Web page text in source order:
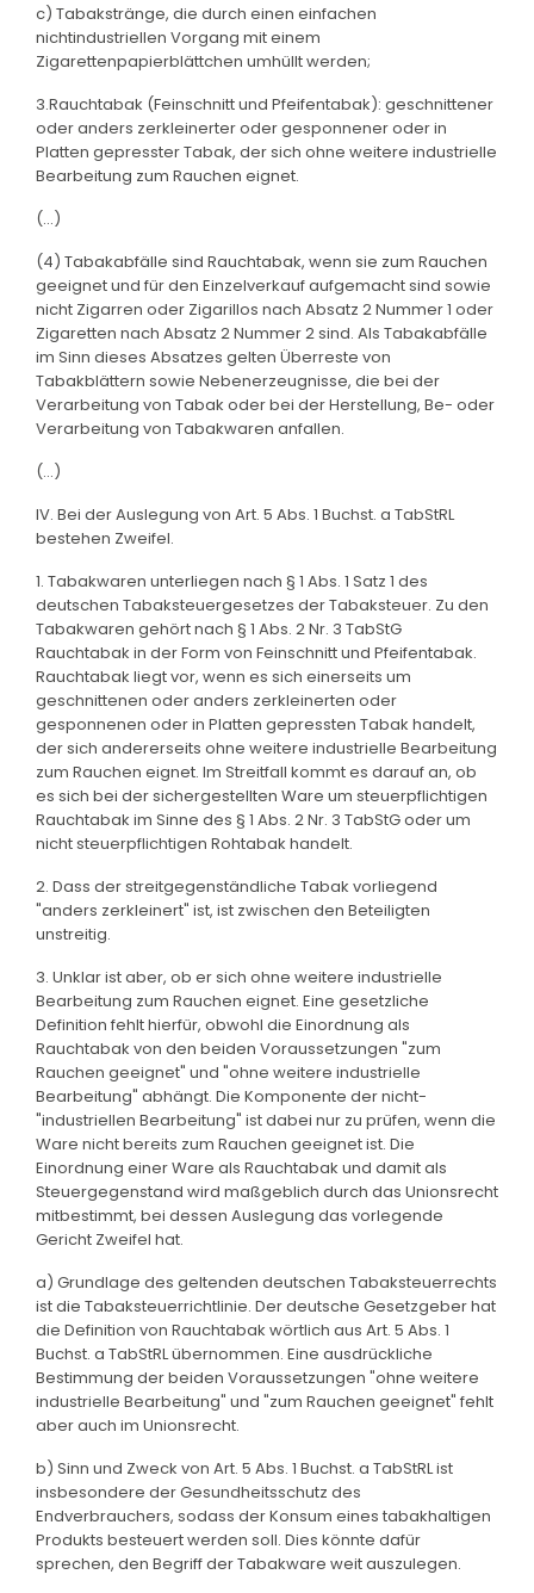
c) Tabakstränge, die durch einen einfachen
nichtindustriellen Vorgang mit einem
Zigarettenpapierblättchen umhüllt werden;
3.Rauchtabak (Feinschnitt und Pfeifentabak): geschnittener
oder anders zerkleinerter oder gesponnener oder in
Platten gepresster Tabak, der sich ohne weitere industrielle
Bearbeitung zum Rauchen eignet.
(...)
(4) Tabakabfälle sind Rauchtabak, wenn sie zum Rauchen
geeignet und für den Einzelverkauf aufgemacht sind sowie
nicht Zigarren oder Zigarillos nach Absatz 2 Nummer 1 oder
Zigaretten nach Absatz 2 Nummer 2 sind. Als Tabakabfälle
im Sinn dieses Absatzes gelten Überreste von
Tabakblättern sowie Nebenerzeugnisse, die bei der
Verarbeitung von Tabak oder bei der Herstellung, Be- oder
Verarbeitung von Tabakwaren anfallen.
(...)
IV. Bei der Auslegung von Art. 5 Abs. 1 Buchst. a TabStRL
bestehen Zweifel.
1. Tabakwaren unterliegen nach § 1 Abs. 1 Satz 1 des
deutschen Tabaksteuergesetzes der Tabaksteuer. Zu den
Tabakwaren gehört nach § 1 Abs. 2 Nr. 3 TabStG
Rauchtabak in der Form von Feinschnitt und Pfeifentabak.
Rauchtabak liegt vor, wenn es sich einerseits um
geschnittenen oder anders zerkleinerten oder
gesponnenen oder in Platten gepressten Tabak handelt,
der sich andererseits ohne weitere industrielle Bearbeitung
zum Rauchen eignet. Im Streitfall kommt es darauf an, ob
es sich bei der sichergestellten Ware um steuerpflichtigen
Rauchtabak im Sinne des § 1 Abs. 2 Nr. 3 TabStG oder um
nicht steuerpflichtigen Rohtabak handelt.
2. Dass der streitgegenständliche Tabak vorliegend
"anders zerkleinert" ist, ist zwischen den Beteiligten
unstreitig.
3. Unklar ist aber, ob er sich ohne weitere industrielle
Bearbeitung zum Rauchen eignet. Eine gesetzliche
Definition fehlt hierfür, obwohl die Einordnung als
Rauchtabak von den beiden Voraussetzungen "zum
Rauchen geeignet" und "ohne weitere industrielle
Bearbeitung" abhängt. Die Komponente der nicht-
"industriellen Bearbeitung" ist dabei nur zu prüfen, wenn die
Ware nicht bereits zum Rauchen geeignet ist. Die
Einordnung einer Ware als Rauchtabak und damit als
Steuergegenstand wird maßgeblich durch das Unionsrecht
mitbestimmt, bei dessen Auslegung das vorlegende
Gericht Zweifel hat.
a) Grundlage des geltenden deutschen Tabaksteuerrechts
ist die Tabaksteuerrichtlinie. Der deutsche Gesetzgeber hat
die Definition von Rauchtabak wörtlich aus Art. 5 Abs. 1
Buchst. a TabStRL übernommen. Eine ausdrückliche
Bestimmung der beiden Voraussetzungen "ohne weitere
industrielle Bearbeitung" und "zum Rauchen geeignet" fehlt
aber auch im Unionsrecht.
b) Sinn und Zweck von Art. 5 Abs. 1 Buchst. a TabStRL ist
insbesondere der Gesundheitsschutz des
Endverbrauchers, sodass der Konsum eines tabakhaltigen
Produkts besteuert werden soll. Dies könnte dafür
sprechen, den Begriff der Tabakware weit auszulegen.